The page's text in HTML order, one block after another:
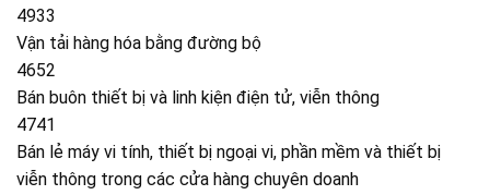
4933
Vận tải hàng hóa bằng đường bộ
4652
Bán buôn thiết bị và linh kiện điện tử, viễn thông
4741
Bán lẻ máy vi tính, thiết bị ngoại vi, phần mềm và thiết bị
viễn thông trong các cửa hàng chuyên doanh